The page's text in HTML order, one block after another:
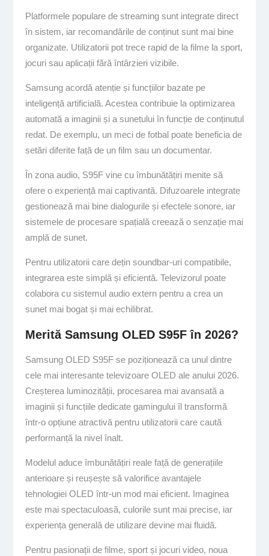
Platformele populare de streaming sunt integrate direct
în sistem, iar recomandările de conținut sunt mai bine
organizate. Utilizatorii pot trece rapid de la filme la sport,
jocuri sau aplicații fără întârzieri vizibile.
Samsung acordă atenție și funcțiilor bazate pe
inteligență artificială. Acestea contribuie la optimizarea
automată a imaginii și a sunetului în funcție de conținutul
redat. De exemplu, un meci de fotbal poate beneficia de
setări diferite față de un film sau un documentar.
În zona audio, S95F vine cu îmbunătățiri menite să
ofere o experiență mai captivantă. Difuzoarele integrate
gestionează mai bine dialogurile și efectele sonore, iar
sistemele de procesare spațială creează o senzație mai
amplă de sunet.
Pentru utilizatorii care dețin soundbar-uri compatibile,
integrarea este simplă și eficientă. Televizorul poate
colabora cu sistemul audio extern pentru a crea un
sunet mai bogat și mai echilibrat.
Merită Samsung OLED S95F în 2026?
Samsung OLED S95F se poziționează ca unul dintre
cele mai interesante televizoare OLED ale anului 2026.
Creșterea luminozității, procesarea mai avansată a
imaginii și funcțiile dedicate gamingului îl transformă
într-o opțiune atractivă pentru utilizatorii care caută
performanță la nivel înalt.
Modelul aduce îmbunătățiri reale față de generațiile
anterioare și reușește să valorifice avantajele
tehnologiei OLED într-un mod mai eficient. Imaginea
este mai spectaculoasă, culorile sunt mai precise, iar
experiența generală de utilizare devine mai fluidă.
Pentru pasionații de filme, sport și jocuri video, noua